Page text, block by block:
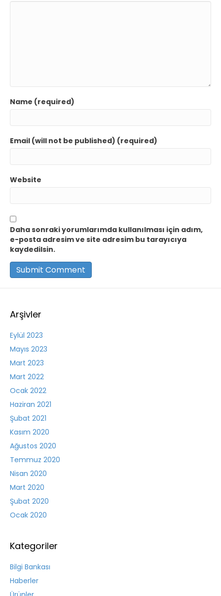
Name (required)
Email (will not be published) (required)
Website
Daha sonraki yorumlarımda kullanılması için adım,
e-posta adresim ve site adresim bu tarayıcıya
kaydedilsin.
Arşivler
Eylül 2023
Mayıs 2023
Mart 2023
Mart 2022
Ocak 2022
Haziran 2021
Şubat 2021
Kasım 2020
Ağustos 2020
Temmuz 2020
Nisan 2020
Mart 2020
Şubat 2020
Ocak 2020
Kategoriler
Bilgi Bankası
Haberler